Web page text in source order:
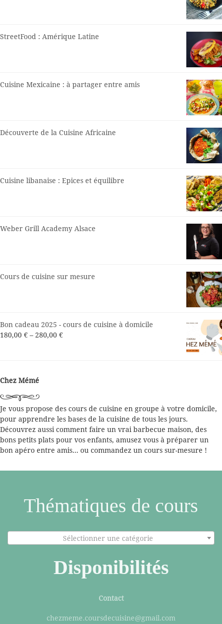
StreetFood : Amérique Latine
Cuisine Mexicaine : à partager entre amis
Découverte de la Cuisine Africaine
Cuisine libanaise : Epices et équilibre
Weber Grill Academy Alsace
Cours de cuisine sur mesure
Bon cadeau 2025 - cours de cuisine à domicile
180,00 € – 280,00 €
Chez Mémé
Je vous propose des cours de cuisine en groupe à votre domicile,
pour apprendre les bases de la cuisine de tous les jours.
Découvrez aussi comment faire un vrai barbecue maison, des
bons petits plats pour vos enfants, amusez vous à préparer un
bon apéro entre amis... ou commandez un cours sur-mesure !
Thématiques de cours
Sélectionner une catégorie
Disponibilités
Contact
chezmeme.coursdecuisine@gmail.com